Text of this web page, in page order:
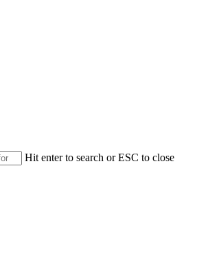
Hit enter to search or ESC to close